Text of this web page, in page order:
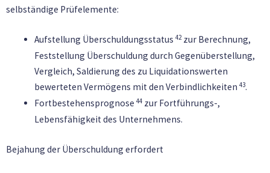
selbständige Prüfelemente:
Aufstellung Überschuldungsstatus 42zur Berechnung,
Feststellung Überschuldung durch Gegenüberstellung,
Vergleich, Saldierung des zu Liquidationswerten
bewerteten Vermögens mit den Verbindlichkeiten 43.
Fortbestehensprognose 44zur Fortführungs-,
Lebensfähigkeit des Unternehmens.
Bejahung der Überschuldung erfordert